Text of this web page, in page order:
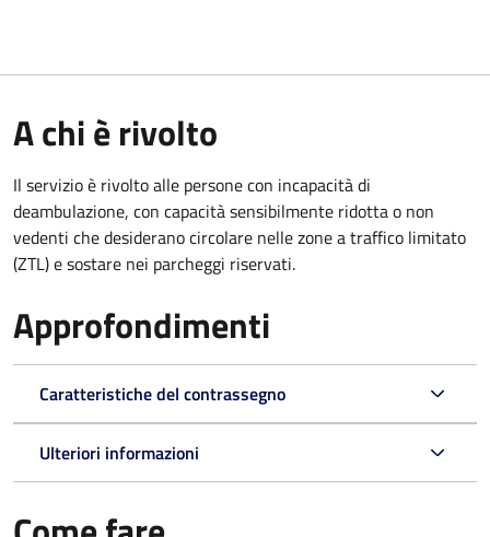
A chi è rivolto
Il servizio è rivolto alle persone con incapacità di
deambulazione, con capacità sensibilmente ridotta o non
vedenti che desiderano circolare nelle zone a traffico limitato
(ZTL) e sostare nei parcheggi riservati.
Approfondimenti
Caratteristiche del contrassegno
Ulteriori informazioni